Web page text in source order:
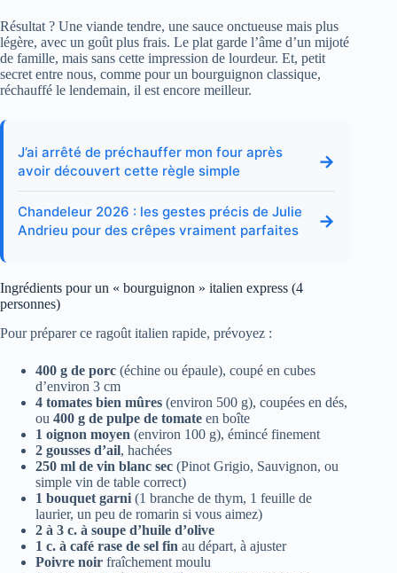
Résultat ? Une viande tendre, une sauce onctueuse mais plus
légère, avec un goût plus frais. Le plat garde l’âme d’un mijoté
de famille, mais sans cette impression de lourdeur. Et, petit
secret entre nous, comme pour un bourguignon classique,
réchauffé le lendemain, il est encore meilleur.
J’ai arrêté de préchauffer mon four après
avoir découvert cette règle simple
→
Chandeleur 2026 : les gestes précis de Julie
Andrieu pour des crêpes vraiment parfaites
→
Ingrédients pour un « bourguignon » italien express (4
personnes)
Pour préparer ce ragoût italien rapide, prévoyez :
400 g de porc (échine ou épaule), coupé en cubes
d’environ 3 cm
4 tomates bien mûres (environ 500 g), coupées en dés,
ou 400 g de pulpe de tomate en boîte
1 oignon moyen (environ 100 g), émincé finement
2 gousses d’ail, hachées
250 ml de vin blanc sec (Pinot Grigio, Sauvignon, ou
simple vin de table correct)
1 bouquet garni (1 branche de thym, 1 feuille de
laurier, un peu de romarin si vous aimez)
2 à 3 c. à soupe d’huile d’olive
1 c. à café rase de sel fin au départ, à ajuster
Poivre noir fraîchement moulu